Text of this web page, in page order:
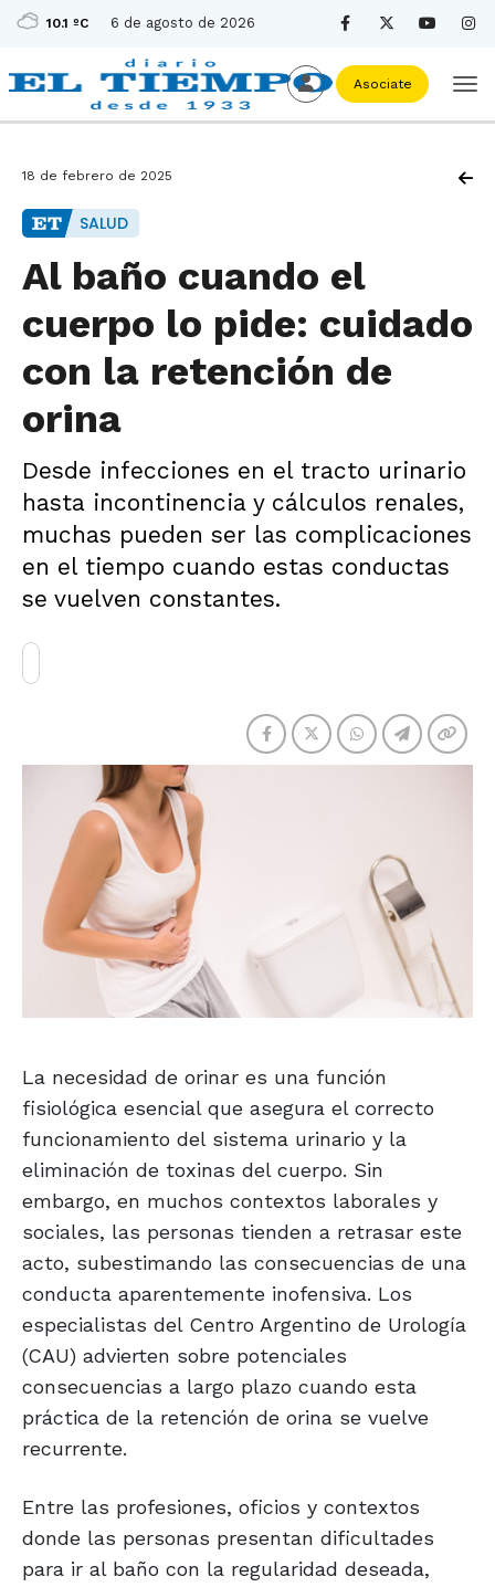
10.1 ºC 6 de agosto de 2026
Asociate
18 de febrero de 2025
SALUD
Al baño cuando el
cuerpo lo pide: cuidado
con la retención de
orina
Desde infecciones en el tracto urinario
hasta incontinencia y cálculos renales,
muchas pueden ser las complicaciones
en el tiempo cuando estas conductas
se vuelven constantes.
La necesidad de orinar es una función
fisiológica esencial que asegura el correcto
funcionamiento del sistema urinario y la
eliminación de toxinas del cuerpo. Sin
embargo, en muchos contextos laborales y
sociales, las personas tienden a retrasar este
acto, subestimando las consecuencias de una
conducta aparentemente inofensiva. Los
especialistas del Centro Argentino de Urología
(CAU) advierten sobre potenciales
consecuencias a largo plazo cuando esta
práctica de la retención de orina se vuelve
recurrente.
Entre las profesiones, oficios y contextos
donde las personas presentan dificultades
para ir al baño con la regularidad deseada,